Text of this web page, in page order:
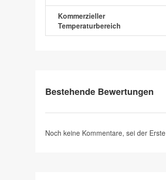
Kommerzieller
Temperaturbereich
Bestehende Bewertungen
Noch keine Kommentare, sei der Erste